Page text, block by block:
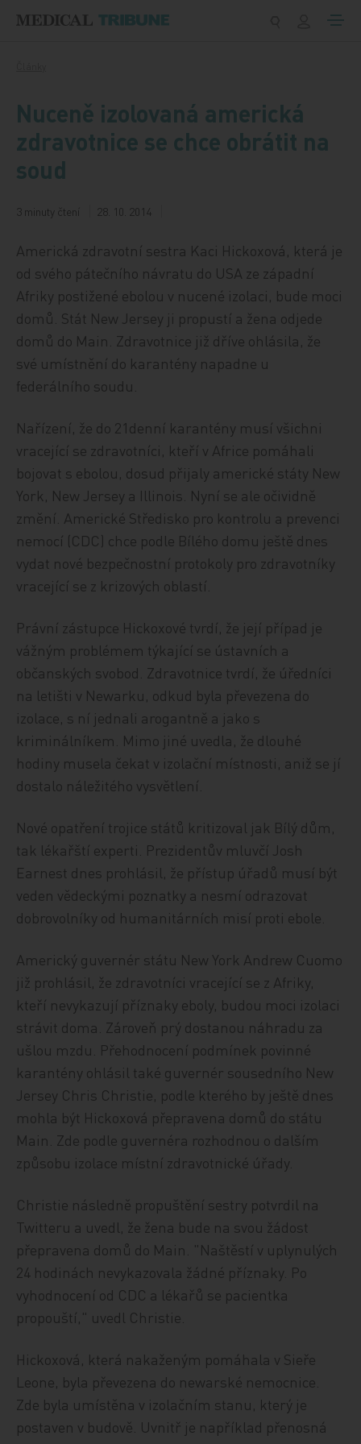
Nuceně izolovaná americká
zdravotnice se chce obrátit na
soud
3 minuty čtení 28. 10. 2014
Americká zdravotní sestra Kaci Hickoxová, která je
od svého pátečního návratu do USA ze západní
Afriky postižené ebolou v nucené izolaci, bude moci
domů. Stát New Jersey ji propustí a žena odjede
domů do Main. Zdravotnice již dříve ohlásila, že
své umístnění do karantény napadne u
federálního soudu.
Nařízení, že do 21denní karantény musí všichni
vracející se zdravotníci, kteří v Africe pomáhali
bojovat s ebolou, dosud přijaly americké státy New
York, New Jersey a Illinois. Nyní se ale očividně
změní. Americké Středisko pro kontrolu a prevenci
nemocí (CDC) chce podle Bílého domu ještě dnes
vydat nové bezpečnostní protokoly pro zdravotníky
vracející se z krizových oblastí.
Právní zástupce Hickoxové tvrdí, že její případ je
vážným problémem týkající se ústavních a
občanských svobod. Zdravotnice tvrdí, že úředníci
na letišti v Newarku, odkud byla převezena do
izolace, s ní jednali arogantně a jako s
kriminálníkem. Mimo jiné uvedla, že dlouhé
hodiny musela čekat v izolační místnosti, aniž se jí
dostalo náležitého vysvětlení.
Nové opatření trojice států kritizoval jak Bílý dům,
tak lékařští experti. Prezidentův mluvčí Josh
Earnest dnes prohlásil, že přístup úřadů musí být
veden vědeckými poznatky a nesmí odrazovat
dobrovolníky od humanitárních misí proti ebole.
Americký guvernér státu New York Andrew Cuomo
již prohlásil, že zdravotníci vracející se z Afriky,
kteří nevykazují příznaky eboly, budou moci izolaci
strávit doma. Zároveň prý dostanou náhradu za
ušlou mzdu. Přehodnocení podmínek povinné
karantény ohlásil také guvernér sousedního New
Jersey Chris Christie, podle kterého by ještě dnes
mohla být Hickoxová přepravena domů do státu
Main. Zde podle guvernéra rozhodnou o dalším
způsobu izolace místní zdravotnické úřady.
Christie následně propuštění sestry potvrdil na
Twitteru a uvedl, že žena bude na svou žádost
přepravena domů do Main. "Naštěstí v uplynulých
24 hodinách nevykazovala žádné příznaky. Po
vyhodnocení od CDC a lékařů se pacientka
propouští," uvedl Christie.
Hickoxová, která nakaženým pomáhala v Sieře
Leone, byla převezena do newarské nemocnice.
Zde byla umístěna v izolačním stanu, který je
postaven v budově. Uvnitř je například přenosná